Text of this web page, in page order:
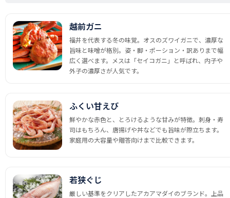
越前ガニ
福井を代表する冬の味覚。オスのズワイガニで、濃厚な
旨味と味噌が格別。姿・脚・ポーション・訳ありまで幅
広く選べます。メスは「セイコガニ」と呼ばれ、内子や
外子の濃厚さが人気です。
ふくい甘えび
鮮やかな赤色と、とろけるような甘みが特徴。刺身・寿
司はもちろん、唐揚げや丼などでも旨味が際立ちます。
家庭用の大容量や贈答向けまで比較できます。
若狭ぐじ
厳しい基準をクリアしたアカアマダイのブランド。上品